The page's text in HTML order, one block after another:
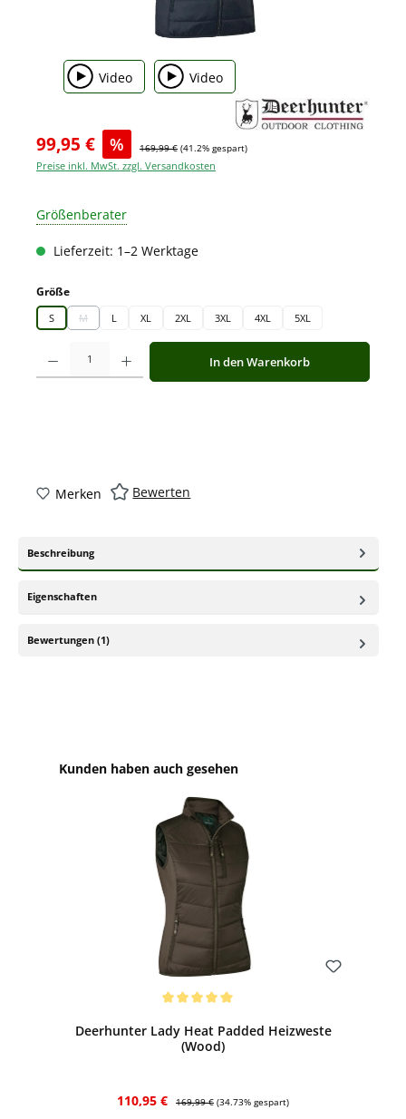
Video Video
99,95 € % 169,99 € (41.2% gespart)
Preise inkl. MwSt. zzgl. Versandkosten
Größenberater
Lieferzeit: 1–2 Werktage
Größeauswählen
S M
(Diese Option ist zurzeit nicht verfügbar.)
L XL 2XL 3XL 4XL 5XL
Produkt Anzahl: Gib den gewünschten Wert ein oder benutze die
In den Warenkorb
Merken Bewerten
Beschreibung
Eigenschaften
Bewertungen (1)
Produktgalerie überspringen
Kunden haben auch gesehen
Deerhunter Lady Heat Padded Heizweste
(Wood)
Verkaufspreis:
110,95 € Regulärer Preis:
169,99 € (34.73% gespart)